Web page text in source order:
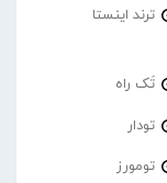
ترند اینستا
تَک راه
تودار
تومورز